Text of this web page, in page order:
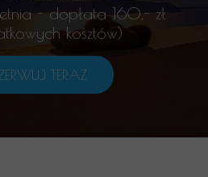
TERAZ
- dopłata 160,- zł
kosztów)